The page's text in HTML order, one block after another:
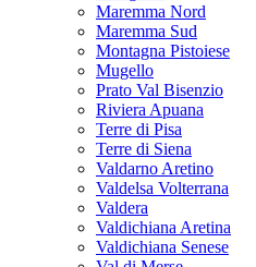
Maremma Nord
Maremma Sud
Montagna Pistoiese
Mugello
Prato Val Bisenzio
Riviera Apuana
Terre di Pisa
Terre di Siena
Valdarno Aretino
Valdelsa Volterrana
Valdera
Valdichiana Aretina
Valdichiana Senese